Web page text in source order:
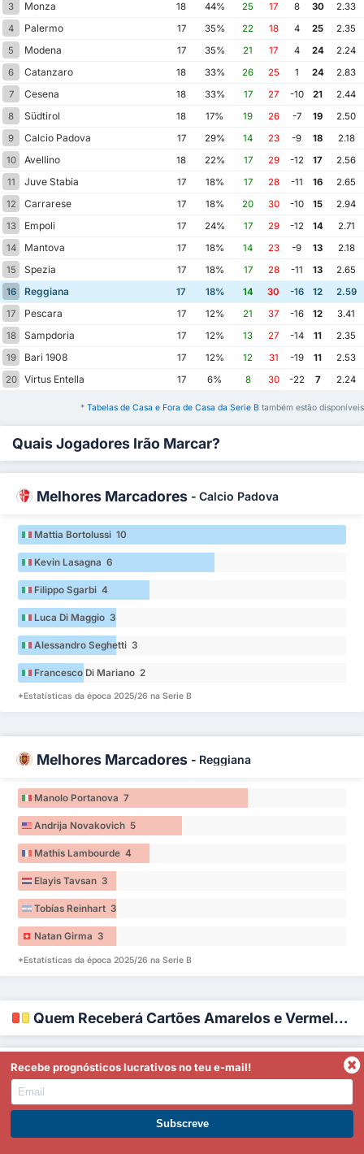
3
Monza 18 44% 25 17 8 30
2.33
4
Palermo 17 35% 22 18 4 25
2.35
5
Modena 17 35% 21 17 4 24
2.24
6
Catanzaro 18 33% 26 25 1 24
2.83
7
Cesena 18 33% 17 27 -10 21
2.44
8
Südtirol 18 17% 19 26 -7 19
2.50
9
Calcio Padova 17 29% 14 23 -9 18
2.18
10
Avellino 18 22% 17 29 -12 17
2.56
11
Juve Stabia 17 18% 17 28 -11 16
2.65
12
Carrarese 17 18% 20 30 -10 15
2.94
13
Empoli 17 24% 17 29 -12 14
2.71
14
Mantova 17 18% 14 23 -9 13
2.18
15
Spezia 17 18% 17 28 -11 13
2.65
16
Reggiana 17 18% 14 30 -16 12
2.59
17
Pescara 17 12% 21 37 -16 12
3.41
18
Sampdoria 17 12% 13 27 -14 11
2.35
19
Bari 1908 17 12% 12 31 -19 11
2.53
20
Virtus Entella 17 6% 8 30 -22 7 2.24
* Tabelas de Casa e Fora de Casa da Serie B também estão disponíveis
Quais Jogadores Irão Marcar?
Melhores Marcadores - Calcio Padova
Mattia Bortolussi 10
Kevin Lasagna 6
Filippo Sgarbi 4
Luca Di Maggio 3
Alessandro Seghetti 3
Francesco Di Mariano 2
*Estatísticas da época 2025/26 na Serie B
Melhores Marcadores - Reggiana
Manolo Portanova 7
Andrija Novakovich 5
Mathis Lambourde 4
Elayis Tavsan 3
Tobías Reinhart 3
Natan Girma 3
*Estatísticas da época 2025/26 na Serie B
Quem Receberá Cartões Amarelos e Vermelhos?
Cartões Recebidos-Calcio Padova
Pietro Fusi 14
Marco Perrotta 11 Torna-te Premium
Recebe prognósticos lucrativos no teu e-mail!